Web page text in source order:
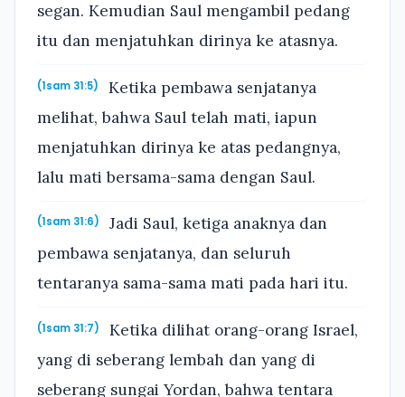
segan. Kemudian Saul mengambil pedang
itu dan menjatuhkan dirinya ke atasnya.
(1sam 31:5)
Ketika pembawa senjatanya
melihat, bahwa Saul telah mati, iapun
menjatuhkan dirinya ke atas pedangnya,
lalu mati bersama-sama dengan Saul.
(1sam 31:6)
Jadi Saul, ketiga anaknya dan
pembawa senjatanya, dan seluruh
tentaranya sama-sama mati pada hari itu.
(1sam 31:7)
Ketika dilihat orang-orang Israel,
yang di seberang lembah dan yang di
seberang sungai Yordan, bahwa tentara